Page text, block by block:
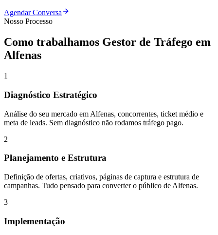
Agendar Conversa
Nosso Processo
Como trabalhamos Gestor de Tráfego em
Alfenas
1
Diagnóstico Estratégico
Análise do seu mercado em Alfenas, concorrentes, ticket médio e
meta de leads. Sem diagnóstico não rodamos tráfego pago.
2
Planejamento e Estrutura
Definição de ofertas, criativos, páginas de captura e estrutura de
campanhas. Tudo pensado para converter o público de Alfenas.
3
Implementação